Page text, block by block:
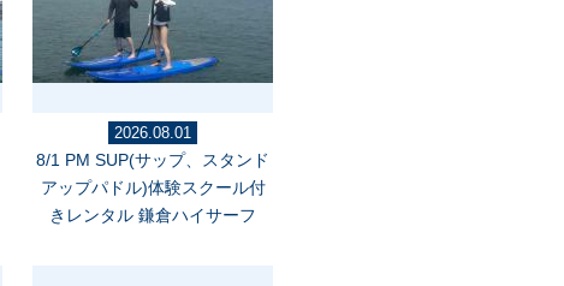
2026.08.01
8/1 PM SUP(サップ、スタンド
アップパドル)体験スクール付
きレンタル 鎌倉ハイサーフ